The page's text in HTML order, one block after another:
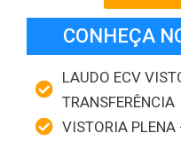
CONHEÇA
LAUDO ECV
TRANSFERÊNCIA
VISTORIA PLENA